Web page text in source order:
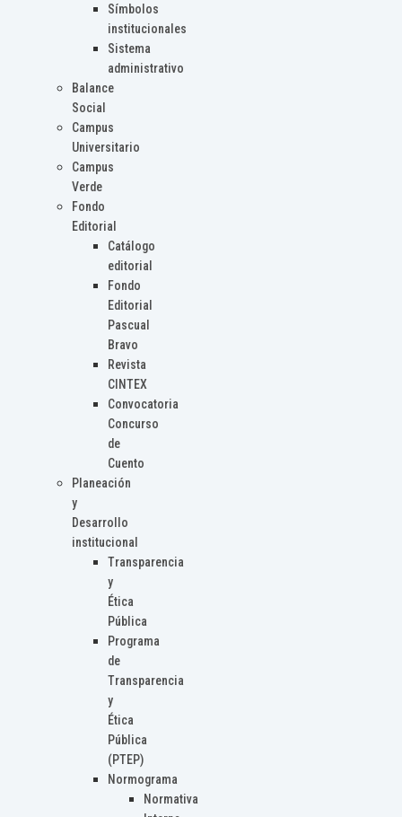
Símbolos
institucionales
Sistema
administrativo
Balance
Social
Campus
Universitario
Campus
Verde
Fondo
Editorial
Catálogo
editorial
Fondo
Editorial
Pascual
Bravo
Revista
CINTEX
Convocatoria
Concurso
de
Cuento
Planeación
y
Desarrollo
institucional
Transparencia
y
Ética
Pública
Programa
de
Transparencia
y
Ética
Pública
(PTEP)
Normograma
Normativa